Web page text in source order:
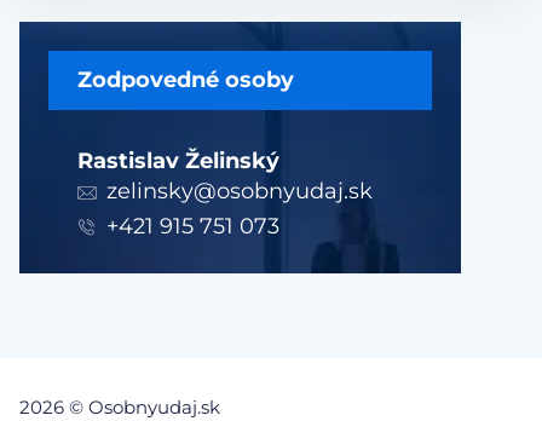
Zodpovedné osoby
Rastislav Želinský
zelinsky@osobnyudaj.sk
+421 915 751 073
2026 © Osobnyudaj.sk